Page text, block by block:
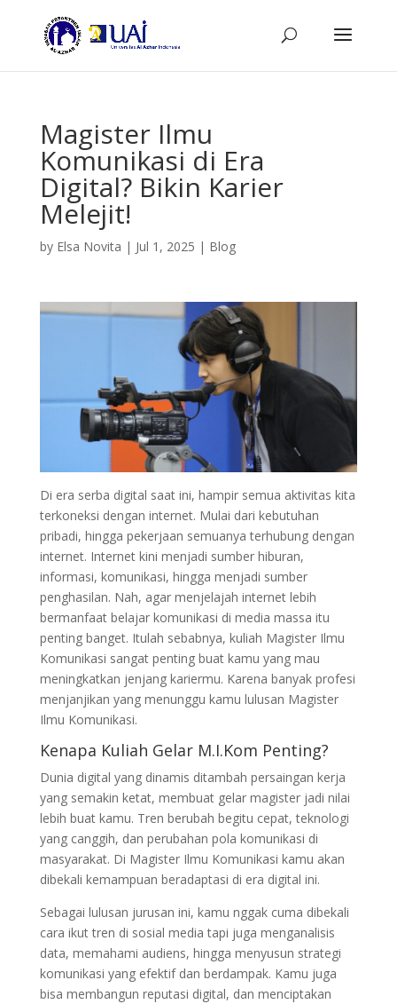
Magister Ilmu
Komunikasi di Era
Digital? Bikin Karier
Melejit!
by Elsa Novita | Jul 1, 2025 | Blog
Di era serba digital saat ini, hampir semua aktivitas kita
terkoneksi dengan internet. Mulai dari kebutuhan
pribadi, hingga pekerjaan semuanya terhubung dengan
internet. Internet kini menjadi sumber hiburan,
informasi, komunikasi, hingga menjadi sumber
penghasilan. Nah, agar menjelajah internet lebih
bermanfaat belajar komunikasi di media massa itu
penting banget. Itulah sebabnya, kuliah Magister Ilmu
Komunikasi sangat penting buat kamu yang mau
meningkatkan jenjang kariermu. Karena banyak profesi
menjanjikan yang menunggu kamu lulusan Magister
Ilmu Komunikasi.
Kenapa Kuliah Gelar M.I.Kom Penting?
Dunia digital yang dinamis ditambah persaingan kerja
yang semakin ketat, membuat gelar magister jadi nilai
lebih buat kamu. Tren berubah begitu cepat, teknologi
yang canggih, dan perubahan pola komunikasi di
masyarakat. Di Magister Ilmu Komunikasi kamu akan
dibekali kemampuan beradaptasi di era digital ini.
Sebagai lulusan jurusan ini, kamu nggak cuma dibekali
cara ikut tren di sosial media tapi juga menganalisis
data, memahami audiens, hingga menyusun strategi
komunikasi yang efektif dan berdampak. Kamu juga
bisa membangun reputasi digital, dan menciptakan